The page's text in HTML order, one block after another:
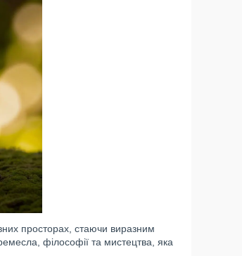
просторах, стаючи виразним
філософії та мистецтва, яка